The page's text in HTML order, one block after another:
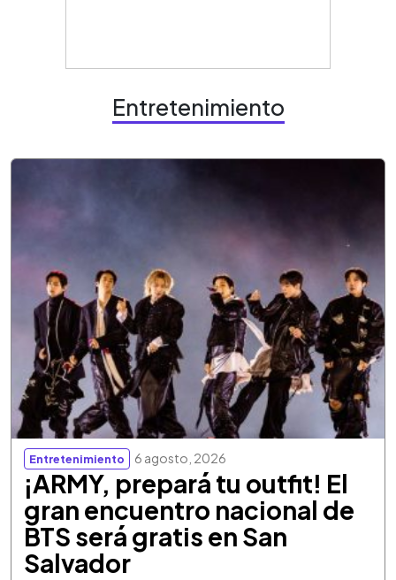
Entretenimiento
Entretenimiento 6 agosto, 2026
¡ARMY, prepará tu outfit! El
gran encuentro nacional de
BTS será gratis en San
Salvador